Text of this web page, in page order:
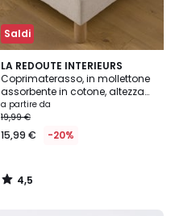
Saldi
LA REDOUTE INTERIEURS
Coprimaterasso, in mollettone
assorbente in cotone, altezza
massima 20 cm
a partire da
19,99 €
15,99 € -20%
4,5
/ 5
4,5
/